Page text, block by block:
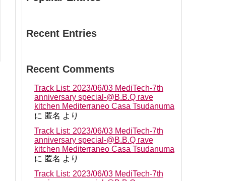
Recent Entries
Recent Comments
Track List: 2023/06/03 MediTech-7th
anniversary special-@B.B.Q rave
kitchen Mediterraneo Casa Tsudanuma
に 匿名 より
Track List: 2023/06/03 MediTech-7th
anniversary special-@B.B.Q rave
kitchen Mediterraneo Casa Tsudanuma
に 匿名 より
Track List: 2023/06/03 MediTech-7th